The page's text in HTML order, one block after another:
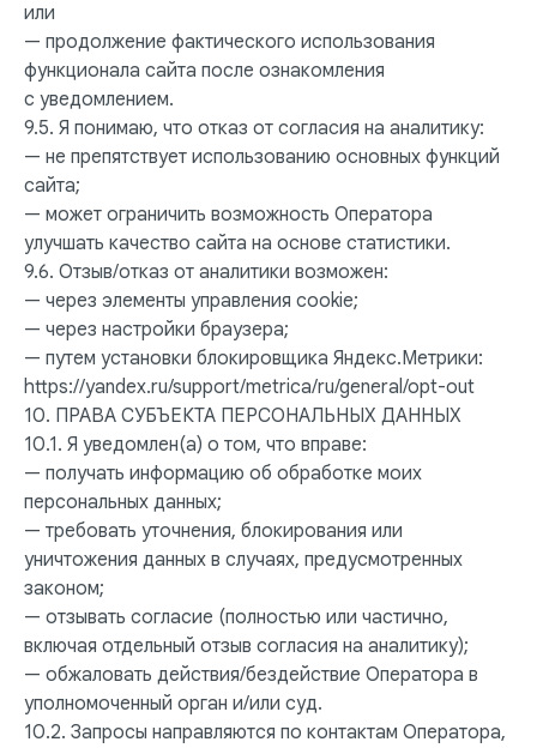
или
— продолжение фактического использования
функционала сайта после ознакомления
с уведомлением.
9.5. Я понимаю, что отказ от согласия на аналитику:
— не препятствует использованию основных функций
сайта;
— может ограничить возможность Оператора
улучшать качество сайта на основе статистики.
9.6. Отзыв/отказ от аналитики возможен:
— через элементы управления cookie;
— через настройки браузера;
— путем установки блокировщика Яндекс.Метрики:
https://yandex.ru/support/metrica/ru/general/opt-out
10. ПРАВА СУБЪЕКТА ПЕРСОНАЛЬНЫХ ДАННЫХ
10.1. Я уведомлен(а) о том, что вправе:
— получать информацию об обработке моих
персональных данных;
— требовать уточнения, блокирования или
уничтожения данных в случаях, предусмотренных
законом;
— отзывать согласие (полностью или частично,
включая отдельный отзыв согласия на аналитику);
— обжаловать действия/бездействие Оператора в
уполномоченный орган и/или суд.
10.2. Запросы направляются по контактам Оператора,
Отзывы
Статьи
Контакты
Контакты и реквизиты
Политика конфиденциальности
Согласие на обработку
персональных данных